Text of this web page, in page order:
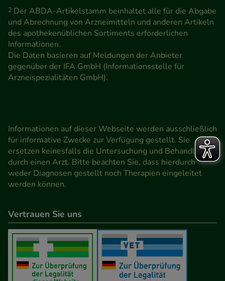
zu gestalten. Bitte beachten Sie, dass Daten hierfür
teilweise an Dritte wie z.B. Google oder soziale
Medien übertragen werden.
2 Der ABDA-Artikelstamm beinhaltet alle für die Abgabe
und Abrechnung von Arzneimitteln und anderen Artikeln
des apothekenüblichen Sortiments erforderlichen
Informationen.
Die Daten basieren auf Meldungen der Anbieter
gegenüber der IFA GmbH (Informationsstelle für
Arzneispezialitäten GmbH).
Informationen auf dieser Webseite werden ausschließlich
für informative Zwecke zur Verfügung gestellt. Sie
ersetzen keinesfalls die Untersuchung und Behandlung
durch einen Arzt. Bitte beachten Sie, dass hierdurch
weder Diagnosen gestellt noch Therapien eingeleitet
werden können.
Vertrauen Sie uns